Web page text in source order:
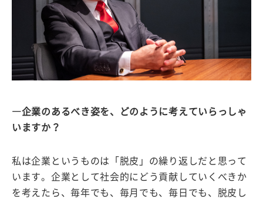
―企業のあるべき姿を、どのように考えていらっしゃ
いますか？
私は企業というものは「脱皮」の繰り返しだと思って
います。企業として社会的にどう貢献していくべきか
を考えたら、毎年でも、毎月でも、毎日でも、脱皮し